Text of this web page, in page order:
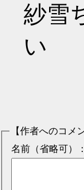
紗雪
い
【作者へのコメ
名前（省略可）：